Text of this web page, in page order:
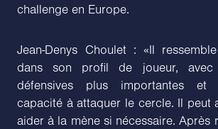
challenge en Europe.
Jean-Denys Choulet : «Il
dans son profil de joueur, avec
défensives plus importantes et
capacité à attaquer le cercle. Il peut
aider à la mène si nécessaire. Après